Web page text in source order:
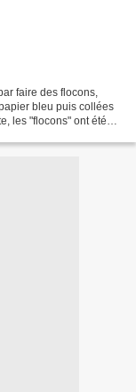
faire des flocons,
bleu puis collées
les "flocons" ont été